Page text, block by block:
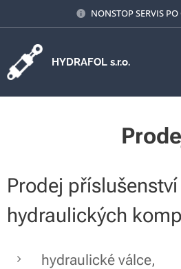
NONSTOP SERVIS PO
HYDRAFOL s.r.o.
Prodej příslušenství
hydraulických
hydraulické válce,